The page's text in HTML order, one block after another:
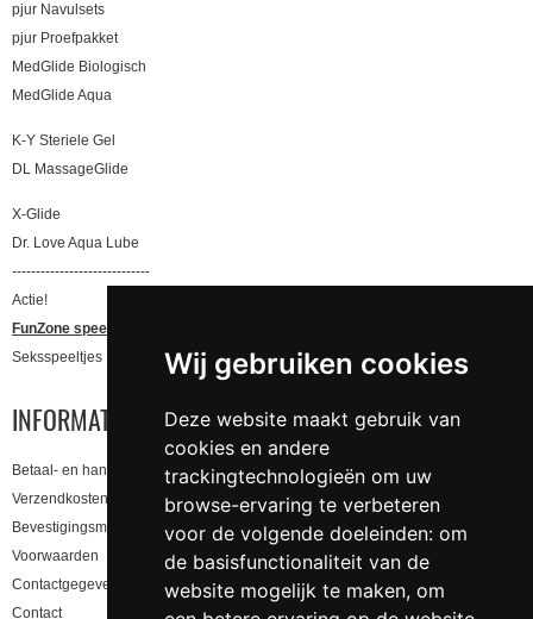
Wij gebruiken cookies
Deze website maakt gebruik van
cookies en andere
trackingtechnologieën om uw
browse-ervaring te verbeteren
voor de volgende doeleinden: om
de basisfunctionaliteit van de
website mogelijk te maken, om
pjur Navulsets
pjur Proefpakket
MedGlide Biologisch
MedGlide Aqua
K-Y Steriele Gel
DL MassageGlide
X-Glide
Dr. Love Aqua Lube
-----------------------------
Actie!
FunZone speeltjes
Seksspeeltjes
INFORMATIE
Betaal- en handling informatie
Verzendkosten en levertijd
Bevestigingsmail niet gekregen, lees hier!
Voorwaarden
Contactgegevens en privacy
Contact